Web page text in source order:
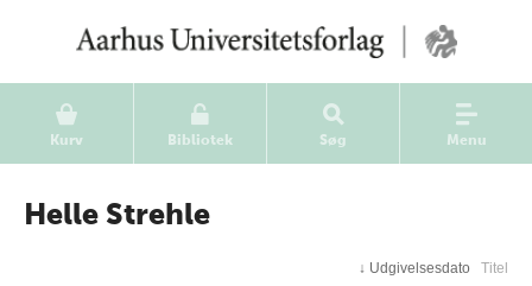
Kurv Bibliotek Søg Menu
Helle Strehle
↓ Udgivelsesdato Titel